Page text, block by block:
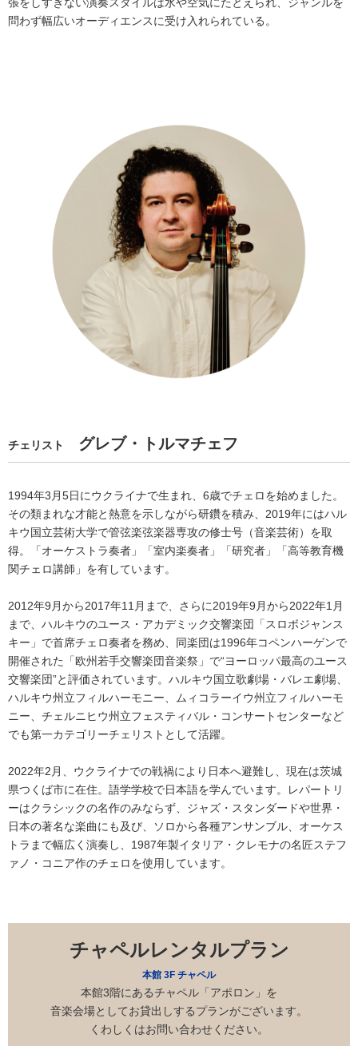
張をしすぎない演奏スタイルは水や空気にたとえられ、ジャンルを
問わず幅広いオーディエンスに受け入れられている。
チェリスト グレブ・トルマチェフ
1994年3月5日にウクライナで生まれ、6歳でチェロを始めました。
その類まれな才能と熱意を示しながら研鑽を積み、2019年にはハル
キウ国立芸術大学で管弦楽弦楽器専攻の修士号（音楽芸術）を取
得。「オーケストラ奏者」「室内楽奏者」「研究者」「高等教育機
関チェロ講師」を有しています。
2012年9月から2017年11月まで、さらに2019年9月から2022年1月
まで、ハルキウのユース・アカデミック交響楽団「スロボジャンス
キー」で首席チェロ奏者を務め、同楽団は1996年コペンハーゲンで
開催された「欧州若手交響楽団音楽祭」で“ヨーロッパ最高のユース
交響楽団”と評価されています。ハルキウ国立歌劇場・バレエ劇場、
ハルキウ州立フィルハーモニー、ムィコラーイウ州立フィルハーモ
ニー、チェルニヒウ州立フェスティバル・コンサートセンターなど
でも第一カテゴリーチェリストとして活躍。
2022年2月、ウクライナでの戦禍により日本へ避難し、現在は茨城
県つくば市に在住。語学学校で日本語を学んでいます。レパートリ
ーはクラシックの名作のみならず、ジャズ・スタンダードや世界・
日本の著名な楽曲にも及び、ソロから各種アンサンブル、オーケス
トラまで幅広く演奏し、1987年製イタリア・クレモナの名匠ステフ
ァノ・コニア作のチェロを使用しています。
チャペルレンタルプラン
本館 3F チャペル
本館3階にあるチャペル「アポロン」を
音楽会場としてお貸出しするプランがございます。
くわしくはお問い合わせください。